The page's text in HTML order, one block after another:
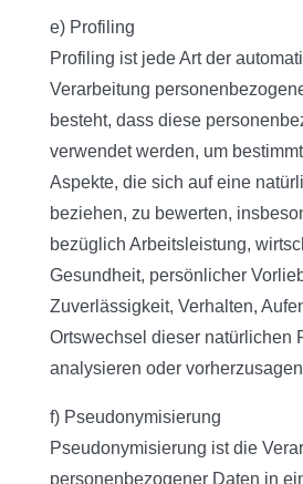
e) Profiling
Profiling ist jede Art der
Verarbeitung
besteht, dass diese
verwendet werden, um
Aspekte, die sich auf eine
beziehen, zu bewerten,
bezüglich Arbeitsleistung,
Gesundheit, persönlicher
Zuverlässigkeit, Verhalten,
Ortswechsel dieser natürlichen
analysieren oder
f) Pseudonymisierung
Pseudonymisierung ist die
personenbezogener Daten in